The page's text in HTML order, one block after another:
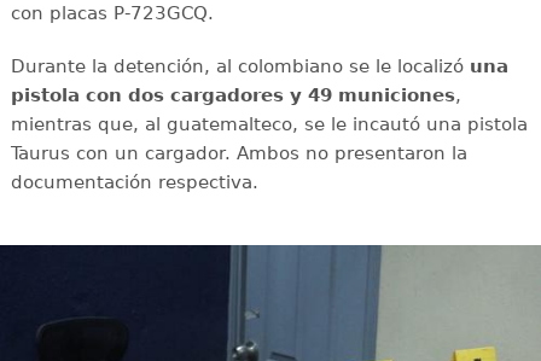
con placas P-723GCQ.
Durante la detención, al colombiano se le localizó una
pistola con dos cargadores y 49 municiones,
mientras que, al guatemalteco, se le incautó una pistola
Taurus con un cargador. Ambos no presentaron la
documentación respectiva.